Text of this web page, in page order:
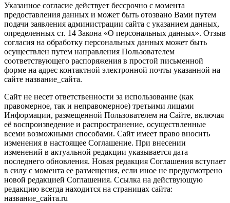
Указанное согласие действует бессрочно с момента
предоставления данных и может быть отозвано Вами путем
подачи заявления администрации сайта с указанием данных,
определенных ст. 14 Закона «О персональных данных». Отзыв
согласия на обработку персональных данных может быть
осуществлен путем направления Пользователем
соответствующего распоряжения в простой письменной
форме на адрес контактной электронной почты указанной на
сайте название_сайта.
Сайт не несет ответственности за использование (как
правомерное, так и неправомерное) третьими лицами
Информации, размещенной Пользователем на Сайте, включая
её воспроизведение и распространение, осуществленные
всеми возможными способами. Сайт имеет право вносить
изменения в настоящее Соглашение. При внесении
изменений в актуальной редакции указывается дата
последнего обновления. Новая редакция Соглашения вступает
в силу с момента ее размещения, если иное не предусмотрено
новой редакцией Соглашения. Ссылка на действующую
редакцию всегда находится на страницах сайта:
название_сайта.ru